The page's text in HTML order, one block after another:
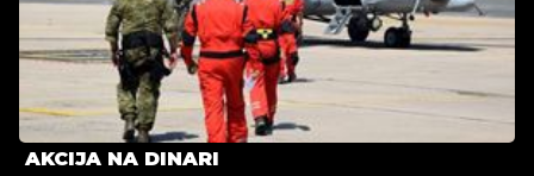
AKCIJA NA DINARI